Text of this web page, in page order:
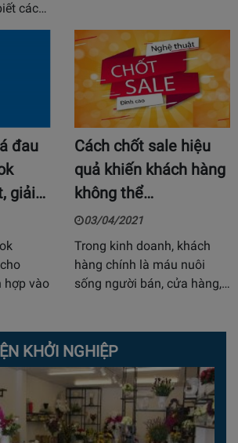
các…
đau
giải…
hợp vào
Cách chốt sale hiệu
quả khiến khách hàng
không thể…
03/04/2021
Trong kinh doanh, khách
hàng chính là máu nuôi
sống người bán, cửa hàng,…
KHỞI NGHIỆP